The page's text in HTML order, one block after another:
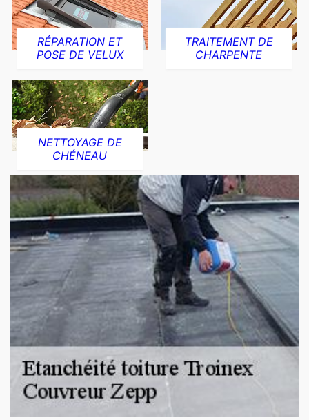
RÉPARATION ET
POSE DE VELUX
TRAITEMENT DE
CHARPENTE
NETTOYAGE DE
CHÉNEAU